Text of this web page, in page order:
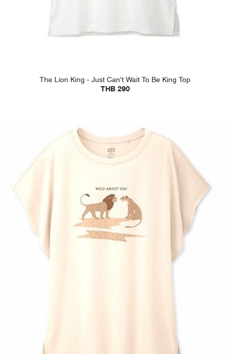
The Lion King - Just Can't Wait To Be King Top
THB 290